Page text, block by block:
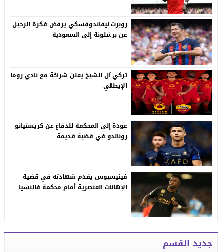
روبرت ليفاندوفسكي يرفض فكرة الرحيل
عن برشلونة إلى السعودية
تركي آل الشيخ يعلن شراكة مع نادي روما
الإيطالي
عودة إلى المحكمة للدفاع عن كريستيانو
رونالدو في قضية قديمة
فينيسيوس يقدم شهادته في قضية
الإهانات العنصرية أمام محكمة فالنسيا
جديد القسم